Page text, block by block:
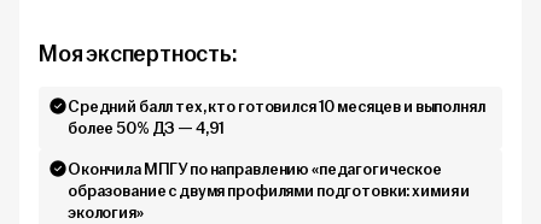
Моя экспертность:
Средний балл тех, кто готовился 10 месяцев и выполнял
более 50% ДЗ — 4,91
Окончила МПГУ по направлению «педагогическое
образование с двумя профилями подготовки: химия и
экология»